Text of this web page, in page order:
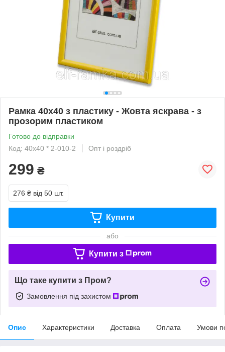
Рамка 40х40 з пластику - Жовта яскрава - з
прозорим пластиком
Готово до відправки
Код: 40х40 * 2-010-2
Опт і роздріб
299 ₴
276 ₴ від 50 шт.
Купити
або
Купити з
Що таке купити з Пром?
Замовлення під захистом
Опис Характеристики Доставка Оплата Умови